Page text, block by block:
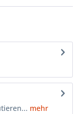
mehr